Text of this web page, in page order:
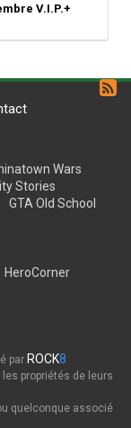
V.I.P.+
Wars
Stories
GTA Old School
HeroCorner
par ROCK8
propriétés de leurs
quelconque associé